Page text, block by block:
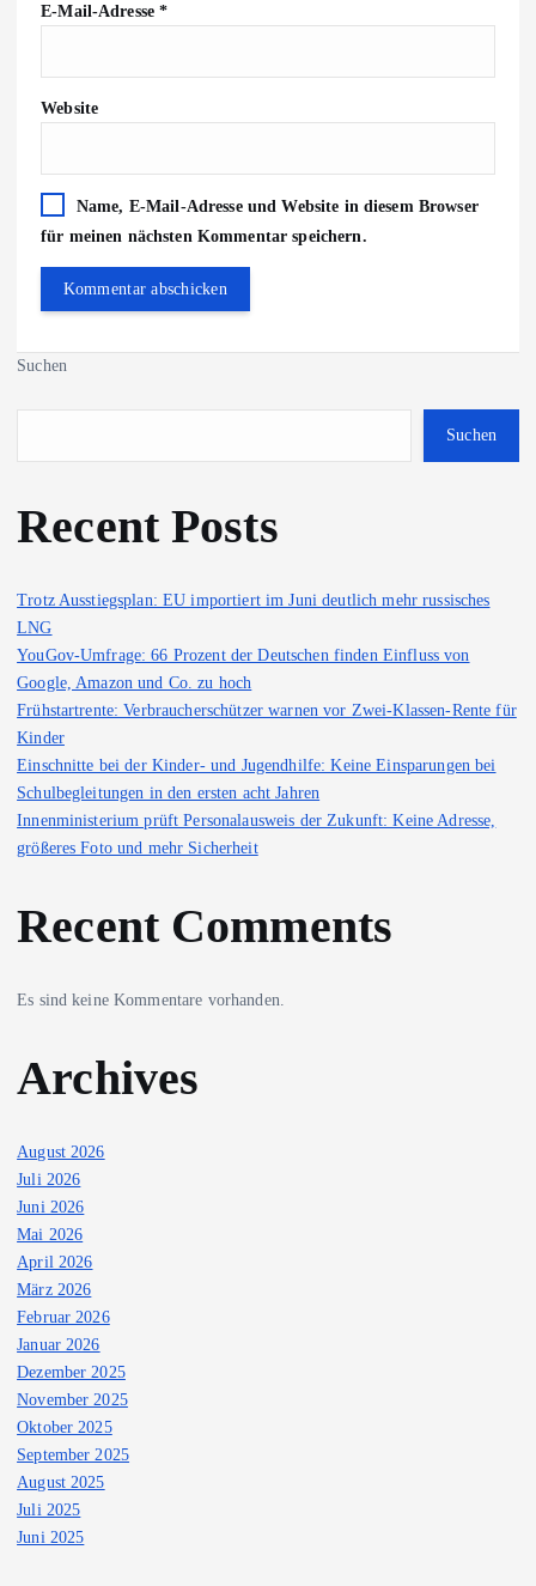
E-Mail-Adresse*
Website
Name, E-Mail-Adresse und Website in diesem Browser
für meinen nächsten Kommentar speichern.
Suchen
Suchen
Recent Posts
Trotz Ausstiegsplan: EU importiert im Juni deutlich mehr russisches
LNG
YouGov-Umfrage: 66 Prozent der Deutschen finden Einfluss von
Google, Amazon und Co. zu hoch
Frühstartrente: Verbraucherschützer warnen vor Zwei-Klassen-Rente für
Kinder
Einschnitte bei der Kinder- und Jugendhilfe: Keine Einsparungen bei
Schulbegleitungen in den ersten acht Jahren
Innenministerium prüft Personalausweis der Zukunft: Keine Adresse,
größeres Foto und mehr Sicherheit
Recent Comments
Es sind keine Kommentare vorhanden.
Archives
August 2026
Juli 2026
Juni 2026
Mai 2026
April 2026
März 2026
Februar 2026
Januar 2026
Dezember 2025
November 2025
Oktober 2025
September 2025
August 2025
Juli 2025
Juni 2025